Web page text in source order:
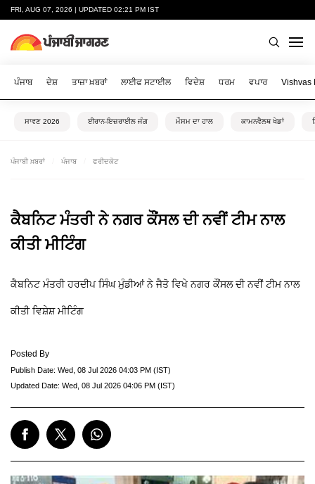
FRI, AUG 07, 2026 | UPDATED 02:21 PM IST
ਪੰਜਾਬ ਦੇਸ਼ ਤਾਜ਼ਾ ਖ਼ਬਰਾਂ ਲਾਈਫ ਸਟਾਈਲ ਵਿਦੇਸ਼ ਧਰਮ ਵਪਾਰ Vishvas
ਸਾਵਣ 2026 ਈਰਾਨ-ਇਜ਼ਰਾਈਲ ਜੰਗ ਮੌਸਮ ਦਾ ਹਾਲ ਕਾਮਨਵੈਲਥ ਖੇਡਾਂ
ਪੰਜਾਬੀ ਖ਼ਬਰਾਂ ਪੰਜਾਬ ਫਰੀਦਕੋਟ
ਕੈਬਨਿਟ ਮੰਤਰੀ ਨੇ ਨਗਰ ਕੌਂਸਲ ਦੀ ਨਵੀਂ ਟੀਮ ਨਾਲ
ਕੀਤੀ ਮੀਟਿੰਗ
ਕੈਬਨਿਟ ਮੰਤਰੀ ਹਰਦੀਪ ਸਿੰਘ ਮੁੰਡੀਆਂ ਨੇ ਜੈਤੋ ਵਿਖੇ ਨਗਰ ਕੌਂਸਲ ਦੀ ਨਵੀਂ ਟੀਮ ਨਾਲ
ਕੀਤੀ ਵਿਸ਼ੇਸ਼ ਮੀਟਿੰਗ
Posted By
Publish Date: Wed, 08 Jul 2026 04:03 PM (IST)
Updated Date: Wed, 08 Jul 2026 04:06 PM (IST)